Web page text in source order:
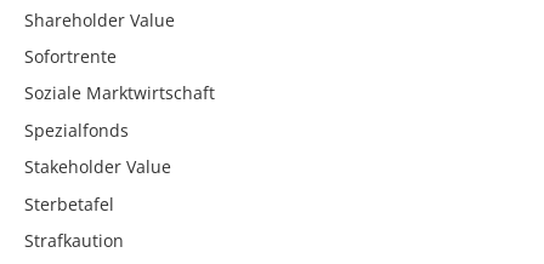
Shareholder Value
Sofortrente
Soziale Marktwirtschaft
Spezialfonds
Stakeholder Value
Sterbetafel
Strafkaution